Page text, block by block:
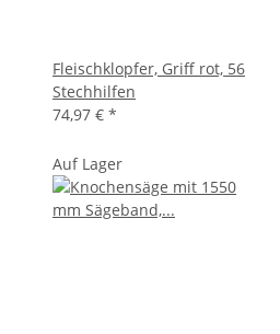
Fleischklopfer, Griff rot, 56
Stechhilfen
74,97 € *
Auf Lager